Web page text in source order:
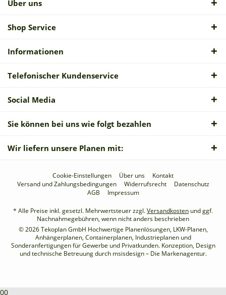
Über uns
Shop Service
Informationen
Telefonischer Kundenservice
Social Media
Sie können bei uns wie folgt bezahlen
Wir liefern unsere Planen mit:
Cookie-Einstellungen Über uns
Kontakt
Versand und Zahlungsbedingungen
Widerrufsrecht
Datenschutz
AGB
Impressum
* Alle Preise inkl. gesetzl. Mehrwertsteuer zzgl.Versandkosten und ggf.
Nachnahmegebühren, wenn nicht anders beschrieben
© 2026 Tekoplan GmbH Hochwertige Planenlösungen, LKW-Planen,
Anhängerplanen, Containerplanen, Industrieplanen und
Sonderanfertigungen für Gewerbe und Privatkunden. Konzeption, Design
und technische Betreuung durch msisdesign – Die Markenagentur.
00